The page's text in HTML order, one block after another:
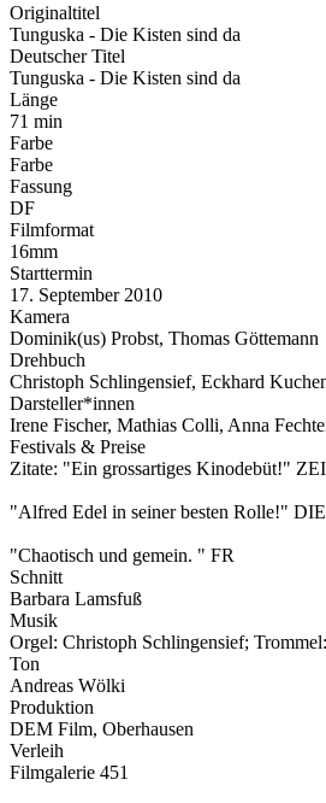
Originaltitel
Tunguska - Die Kisten sind da
Deutscher Titel
Tunguska - Die Kisten sind da
Länge
71 min
Farbe
Farbe
Fassung
DF
Filmformat
16mm
Starttermin
17. September 2010
Kamera
Dominik(us) Probst, Thomas Göttemann
Drehbuch
Christoph Schlingensief, Eckhard
Darsteller*innen
Irene Fischer, Mathias Colli, Anna
Festivals & Preise
Zitate: "Ein grossartiges Kinodebüt!"
"Alfred Edel in seiner besten Rolle!"
"Chaotisch und gemein. " FR
Schnitt
Barbara Lamsfuß
Musik
Orgel: Christoph Schlingensief;
Ton
Andreas Wölki
Produktion
DEM Film, Oberhausen
Verleih
Filmgalerie 451